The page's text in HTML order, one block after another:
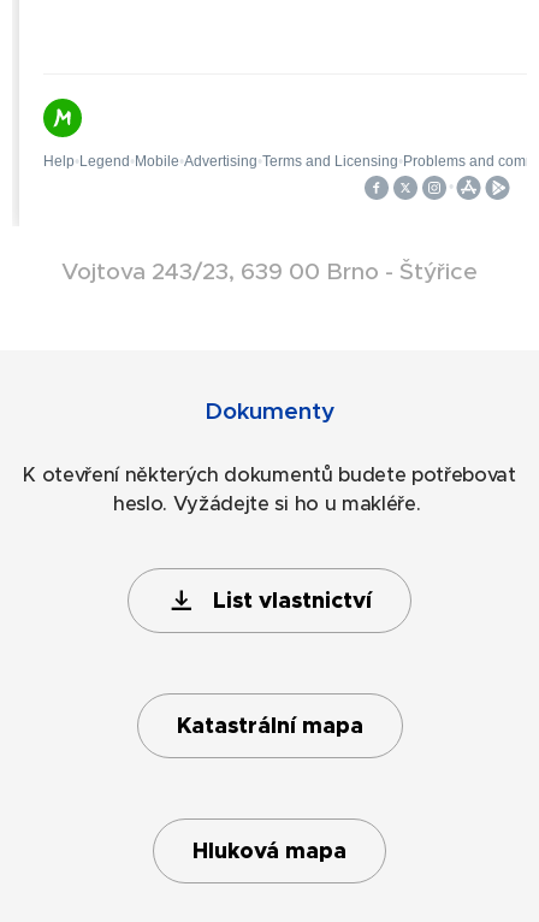
Vojtova 243/23, 639 00 Brno - Štýřice
Dokumenty
K otevření některých dokumentů budete potřebovat
heslo. Vyžádejte si ho u makléře.
List vlastnictví
Katastrální mapa
Hluková mapa